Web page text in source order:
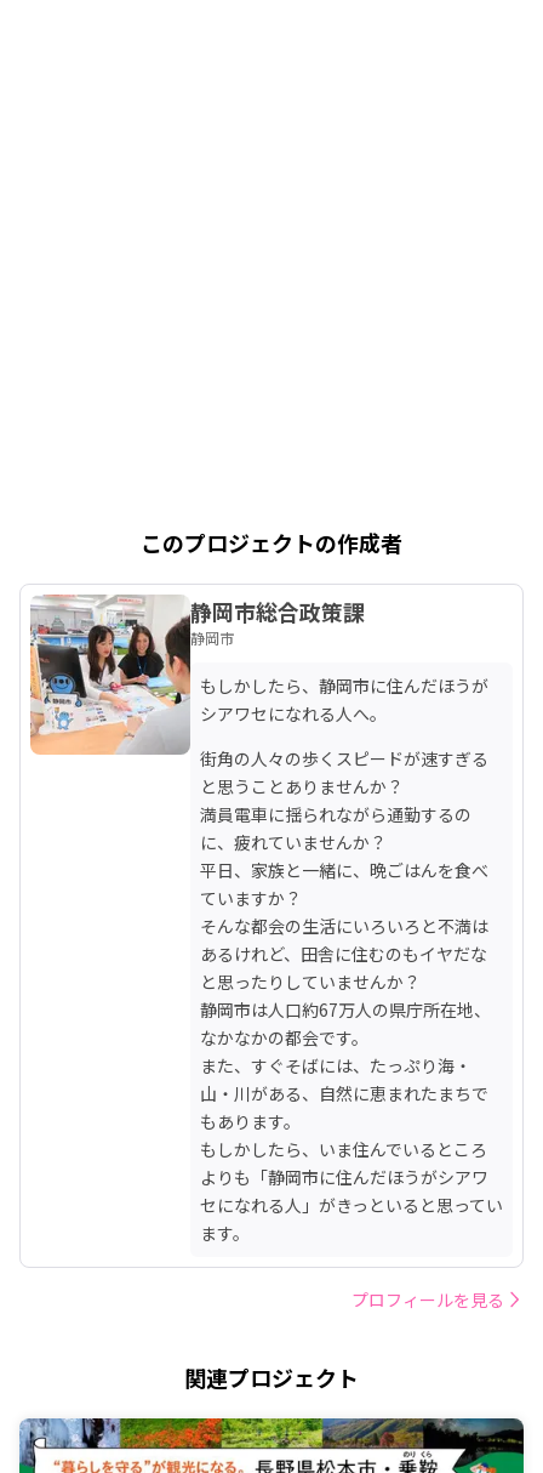
このプロジェクトの作成者
静岡市総合政策課
静岡市
もしかしたら、静岡市に住んだほうが
シアワセになれる人へ。
街角の人々の歩くスピードが速すぎる
と思うことありませんか？
満員電車に揺られながら通勤するの
に、疲れていませんか？
平日、家族と一緒に、晩ごはんを食べ
ていますか？
そんな都会の生活にいろいろと不満は
あるけれど、田舎に住むのもイヤだな
と思ったりしていませんか？
静岡市は人口約67万人の県庁所在地、
なかなかの都会です。
また、すぐそばには、たっぷり海・
山・川がある、自然に恵まれたまちで
もあります。
もしかしたら、いま住んでいるところ
よりも「静岡市に住んだほうがシアワ
セになれる人」がきっといると思ってい
ます。
プロフィールを見る
関連プロジェクト